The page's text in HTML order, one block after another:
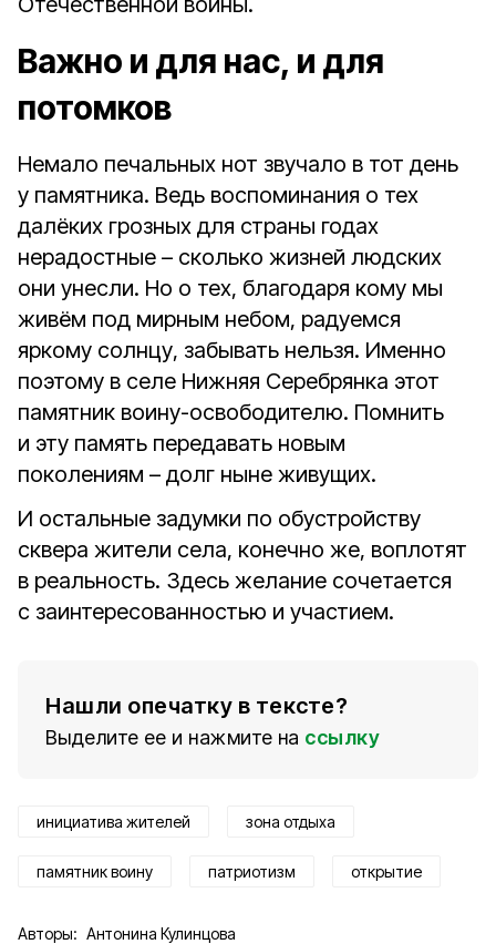
Важно и для нас, и для
потомков
Немало печальных нот звучало в тот день
у памятника. Ведь воспоминания о тех
далёких грозных для страны годах
нерадостные – сколько жизней людских
они унесли. Но о тех, благодаря кому мы
живём под мирным небом, радуемся
яркому солнцу, забывать нельзя. Именно
поэтому в селе Нижняя Серебрянка этот
памятник воину-освободителю. Помнить
и эту память передавать новым
поколениям – долг ныне живущих.
И остальные задумки по обустройству
сквера жители села, конечно же, воплотят
в реальность. Здесь желание сочетается
с заинтересованностью и участием.
Нашли опечатку в тексте?
Выделите ее и нажмите на ссылку
инициатива жителей зона отдыха
памятник воину патриотизм открытие
Авторы: Антонина Кулинцова